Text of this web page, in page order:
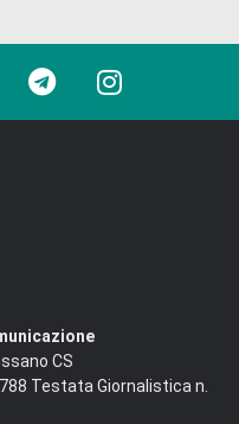
CS
Testata Giornalistica n.